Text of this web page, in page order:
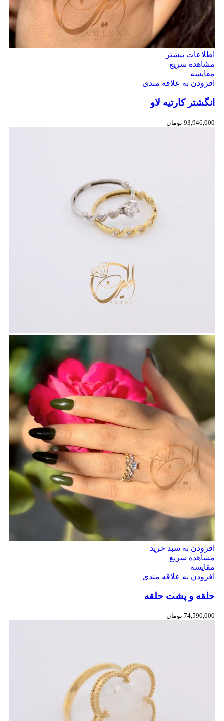
اطلاعات بیشتر
مشاهده سریع
مقایسه
افزودن به علاقه مندی
انگشتر کارتیه لاو
93,946,000 تومان
افزودن به سبد خرید
مشاهده سریع
مقایسه
افزودن به علاقه مندی
حلقه و پشت حلقه
74,590,000 تومان